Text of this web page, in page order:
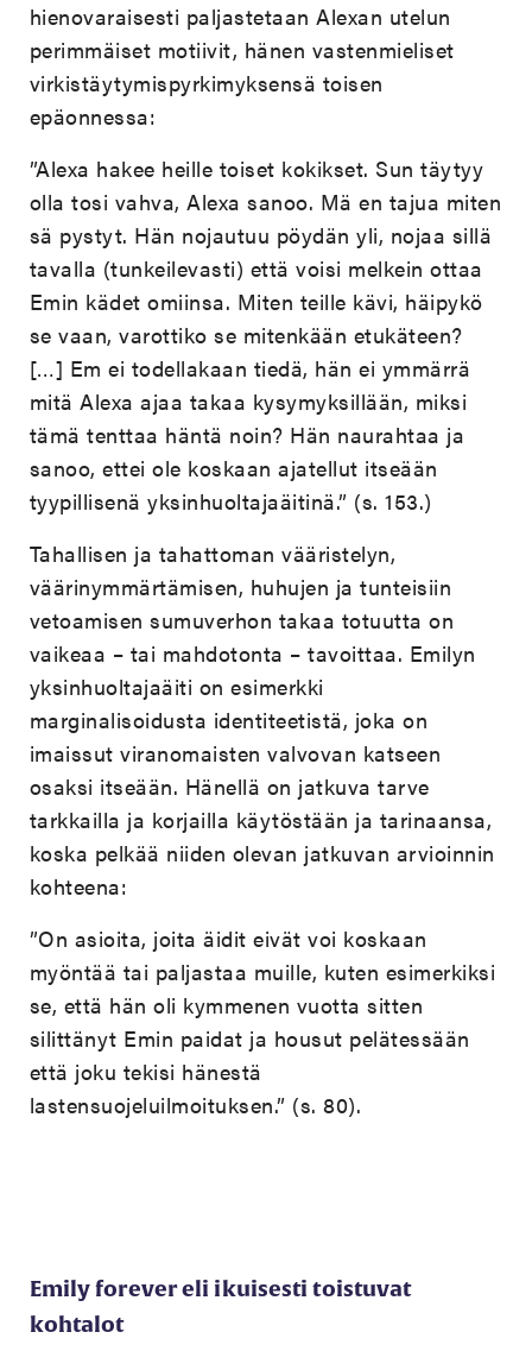
hienovaraisesti paljastetaan Alexan utelun
perimmäiset motiivit, hänen vastenmieliset
virkistäytymispyrkimyksensä toisen
epäonnessa:
”Alexa hakee heille toiset kokikset. Sun täytyy
olla tosi vahva, Alexa sanoo. Mä en tajua miten
sä pystyt. Hän nojautuu pöydän yli, nojaa sillä
tavalla (tunkeilevasti) että voisi melkein ottaa
Emin kädet omiinsa. Miten teille kävi, häipykö
se vaan, varottiko se mitenkään etukäteen?
[…] Em ei todellakaan tiedä, hän ei ymmärrä
mitä Alexa ajaa takaa kysymyksillään, miksi
tämä tenttaa häntä noin? Hän naurahtaa ja
sanoo, ettei ole koskaan ajatellut itseään
tyypillisenä yksinhuoltajaäitinä.” (s. 153.)
Tahallisen ja tahattoman vääristelyn,
väärinymmärtämisen, huhujen ja tunteisiin
vetoamisen sumuverhon takaa totuutta on
vaikeaa – tai mahdotonta – tavoittaa. Emilyn
yksinhuoltajaäiti on esimerkki
marginalisoidusta identiteetistä, joka on
imaissut viranomaisten valvovan katseen
osaksi itseään. Hänellä on jatkuva tarve
tarkkailla ja korjailla käytöstään ja tarinaansa,
koska pelkää niiden olevan jatkuvan arvioinnin
kohteena:
”On asioita, joita äidit eivät voi koskaan
myöntää tai paljastaa muille, kuten esimerkiksi
se, että hän oli kymmenen vuotta sitten
silittänyt Emin paidat ja housut pelätessään
että joku tekisi hänestä
lastensuojeluilmoituksen.” (s. 80).
Emily forever eli ikuisesti toistuvat
kohtalot